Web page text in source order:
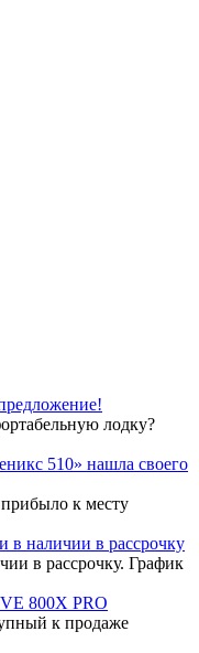
лодку?
510» нашла своего
к месту
в наличии в рассрочку
в рассрочку. График
800X PRO
к продаже